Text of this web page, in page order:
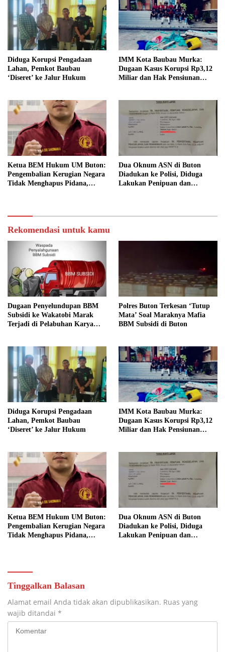
Diduga Korupsi Pengadaan
Lahan, Pemkot Baubau
‘Diseret’ ke Jalur Hukum
IMM Kota Baubau Murka:
Dugaan Kasus Korupsi Rp3,12
Miliar dan Hak Pensiunan
Ketua BEM Hukum UM Buton:
Pengembalian Kerugian Negara
Tidak Menghapus Pidana,
Dua Oknum ASN di Buton
Diadukan ke Polisi, Diduga
Lakukan Penipuan dan
Rekomendasi untuk kamu
Dugaan Penyelundupan BBM
Subsidi ke Wakatobi Marak
Terjadi di Pelabuhan Karya
Polres Buton Terkesan ‘Tutup
Mata’ Soal Maraknya Mafia
BBM Subsidi di Buton
Diduga Korupsi Pengadaan
Lahan, Pemkot Baubau
‘Diseret’ ke Jalur Hukum
IMM Kota Baubau Murka:
Dugaan Kasus Korupsi Rp3,12
Miliar dan Hak Pensiunan
Ketua BEM Hukum UM Buton:
Pengembalian Kerugian Negara
Tidak Menghapus Pidana,
Dua Oknum ASN di Buton
Diadukan ke Polisi, Diduga
Lakukan Penipuan dan
Tinggalkan Balasan
Alamat email Anda tidak akan dipublikasikan. Ruas yang
wajib ditandai *